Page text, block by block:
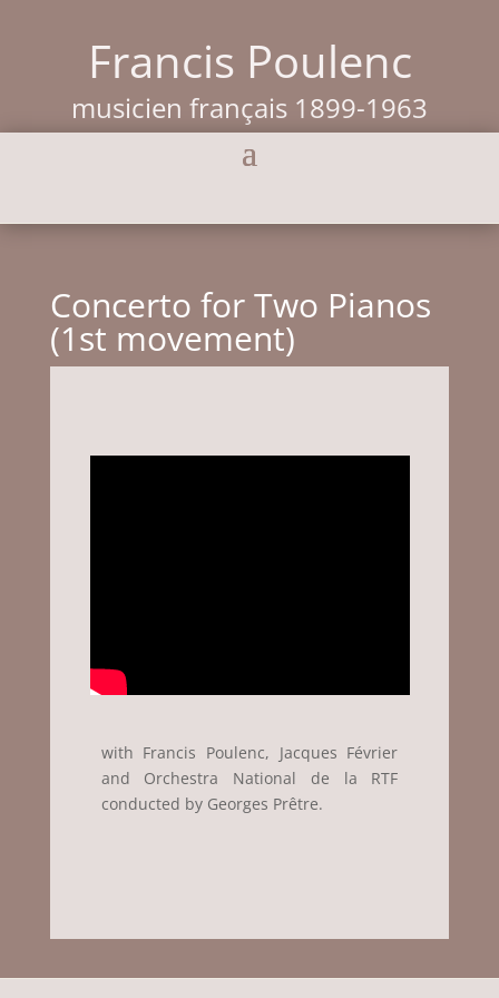
Francis Poulenc
musicien français 1899-1963
Concerto for Two Pianos
(1st movement)
with Francis Poulenc, Jacques Février
and Orchestra National de la RTF
conducted by Georges Prêtre.